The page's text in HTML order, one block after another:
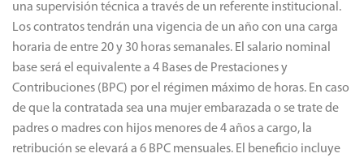
una supervisión técnica a través de un referente institucional.
Los contratos tendrán una vigencia de un año con una carga
horaria de entre 20 y 30 horas semanales. El salario nominal
base será el equivalente a 4 Bases de Prestaciones y
Contribuciones (BPC) por el régimen máximo de horas. En caso
de que la contratada sea una mujer embarazada o se trate de
padres o madres con hijos menores de 4 años a cargo, la
retribución se elevará a 6 BPC mensuales. El beneficio incluye